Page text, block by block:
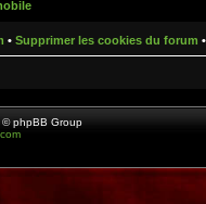
• Supprimer les cookies du forum
phpBB Group